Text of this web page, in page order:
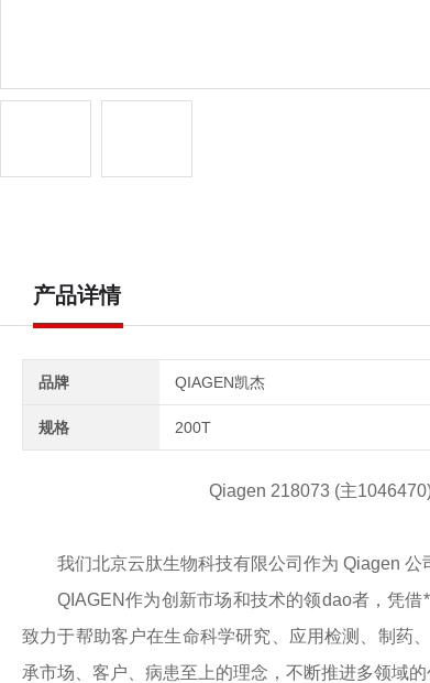
产品详情
品牌 QIAGEN凯杰
规格 200T
Qiagen 218073 (主
我们北京云肽生物科技有限公司作为 Qiagen 公
QIAGEN作为创新市场和技术的领dao者，凭
致力于帮助客户在生命科学研究、应用检测、制药
承市场、客户、病患至上的理念，不断推进多领域